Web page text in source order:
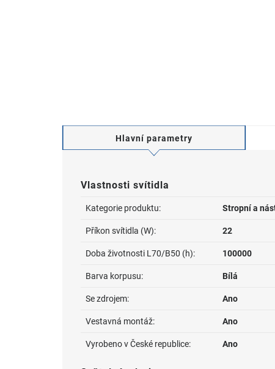
Hlavní parametry
Vlastnosti svítidla
Kategorie produktu: Stropní a
Příkon svítidla (W): 22
Doba životnosti L70/B50 (h): 100000
Barva korpusu: Bílá
Se zdrojem: Ano
Vestavná montáž: Ano
Vyrobeno v České republice: Ano